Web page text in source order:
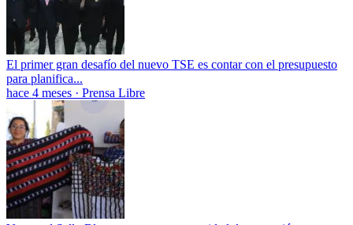
El primer gran desafío del nuevo TSE es contar con el presupuesto
para planifica...
hace 4 meses · Prensa Libre